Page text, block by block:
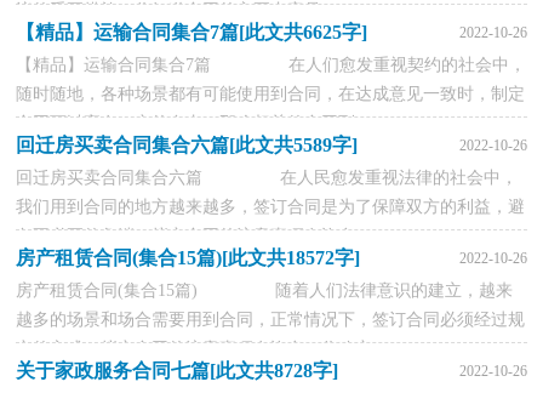
议的重要措施。你知道合同的主要内容是...
【精品】运输合同集合7篇[此文共6625字] 2022-10-26
【精品】运输合同集合7篇 在人们愈发重视契约的社会中，
随时随地，各种场景都有可能使用到合同，在达成意见一致时，制定
合同可以享有一定的自由。那么相关的合同到...
回迁房买卖合同集合六篇[此文共5589字] 2022-10-26
回迁房买卖合同集合六篇 在人民愈发重视法律的社会中，
我们用到合同的地方越来越多，签订合同是为了保障双方的利益，避
免不必要的争端。拟定合同的注意事项有许多...
房产租赁合同(集合15篇)[此文共18572字] 2022-10-26
房产租赁合同(集合15篇) 随着人们法律意识的建立，越来
越多的场景和场合需要用到合同，正常情况下，签订合同必须经过规
定的方式。拟定合同的注意事项有许多，你确定...
关于家政服务合同七篇[此文共8728字] 2022-10-26